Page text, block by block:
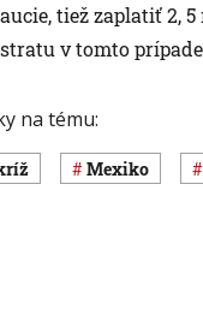
tiež zaplatiť 2,
v tomto
na tému:
Mexiko